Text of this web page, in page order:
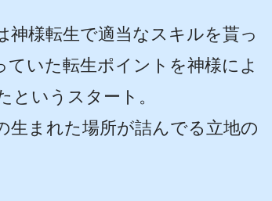
様転生で適当なスキルを貰っ
いた転生ポイントを神様によ
というスタート。
生まれた場所が詰んでる立地の